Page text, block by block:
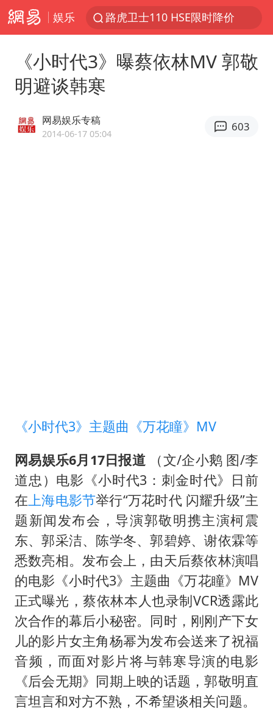
娱乐
路虎卫士110 HSE限时降价
上海鼓励居家办公
多地银行上调存款利率
朱一龙的鼻子怎么了
《小时代3》曝蔡依林MV 郭敬
明避谈韩寒
网易娱乐专稿
2014-06-17 05:04
603
《小时代3》主题曲《万花瞳》MV
网易娱乐6月17日报道 （文/企小鹅 图/李
道忠）电影《小时代3：刺金时代》日前
在 上海电影节举行“万花时代 闪耀升级”主
题新闻发布会，导演郭敬明携主演柯震
东、郭采洁、陈学冬、郭碧婷、谢依霖等
悉数亮相。发布会上，由天后蔡依林演唱
的电影《小时代3》主题曲《万花瞳》MV
正式曝光，蔡依林本人也录制VCR透露此
次合作的幕后小秘密。同时，刚刚产下女
儿的影片女主角杨幂为发布会送来了祝福
音频，而面对影片将与韩寒导演的电影
《后会无期》同期上映的话题，郭敬明直
言坦言和对方不熟，不希望谈相关问题。